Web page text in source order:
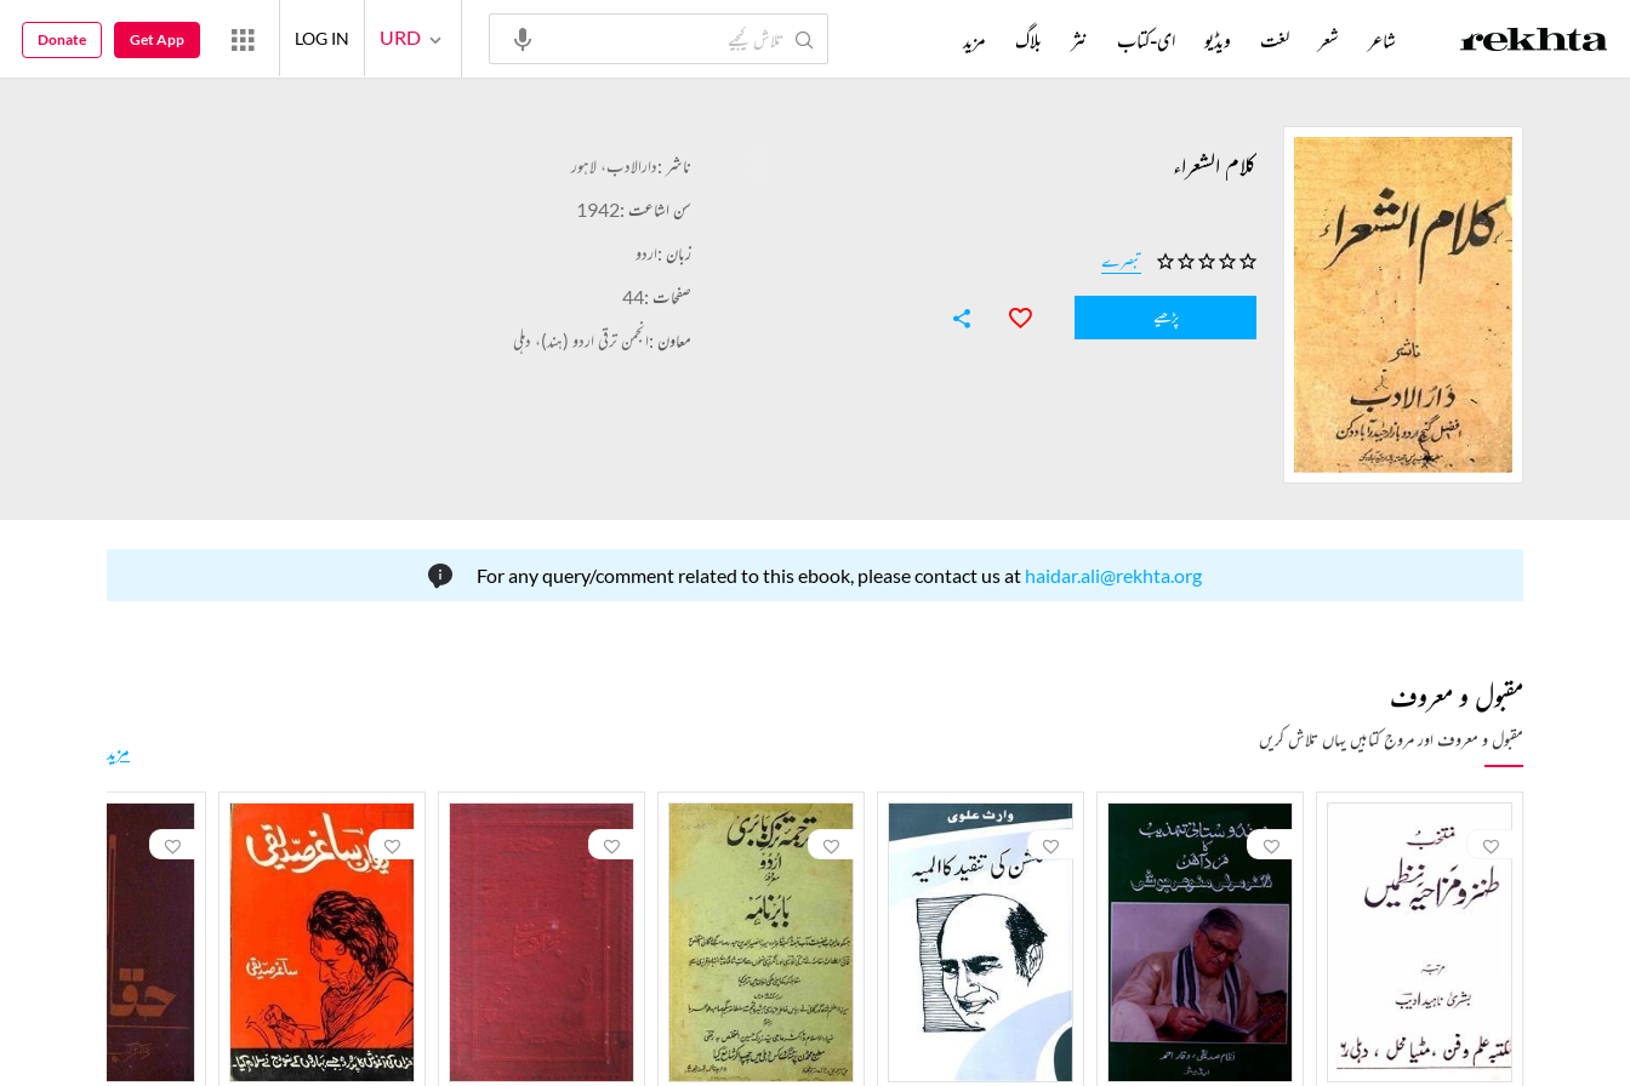
کلام الشعراء
تبصرے
پڑھیے
ناشر :دارالادب، لاہور
سن اشاعت :1942
زبان :اردو
صفحات :44
معاون :انجمن ترقی اردو (ہند)، دہلی
For any query/comment related to this ebook, please contact us at haidar.ali@rekhta.org
مقبول و معروف
مقبول و معروف اور مروج کتابیں یہاں تلاش کریں مزید
شاعر شعر لغت ویڈیو ای-کتاب نثر بلاگ مزید URD
LOG IN
Get App
Donate